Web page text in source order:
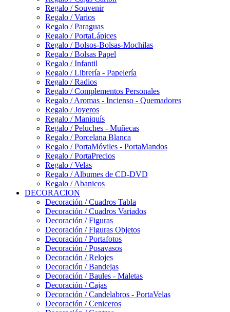
Regalo / Souvenir
Regalo / Varios
Regalo / Paraguas
Regalo / PortaLápices
Regalo / Bolsos-Bolsas-Mochilas
Regalo / Bolsas Papel
Regalo / Infantil
Regalo / Librería - Papelería
Regalo / Radios
Regalo / Complementos Personales
Regalo / Aromas - Incienso - Quemadores
Regalo / Joyeros
Regalo / Maniquís
Regalo / Peluches - Muñecas
Regalo / Porcelana Blanca
Regalo / PortaMóviles - PortaMandos
Regalo / PortaPrecios
Regalo / Velas
Regalo / Albumes de CD-DVD
Regalo / Abanicos
DECORACION
Decoración / Cuadros Tabla
Decoración / Cuadros Variados
Decoración / Figuras
Decoración / Figuras Objetos
Decoración / Portafotos
Decoración / Posavasos
Decoración / Relojes
Decoración / Bandejas
Decoración / Baules - Maletas
Decoración / Cajas
Decoración / Candelabros - PortaVelas
Decoración / Ceniceros